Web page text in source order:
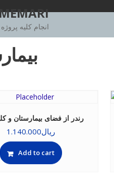
انجام کلیه
20 رندر از فضای بیمارستان و
ریال1.140.000
Add to cart